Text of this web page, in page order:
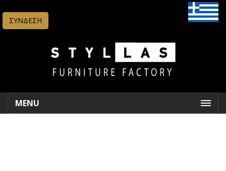
ΣΥΝΔΕΣΗ
MENU